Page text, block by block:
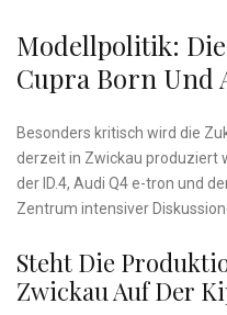
Modellpolitik:
Cupra Born Und
Besonders kritisch wird die
derzeit in Zwickau produziert
der ID.4, Audi Q4 e-tron und
Zentrum intensiver
Steht Die
Zwickau Auf Der